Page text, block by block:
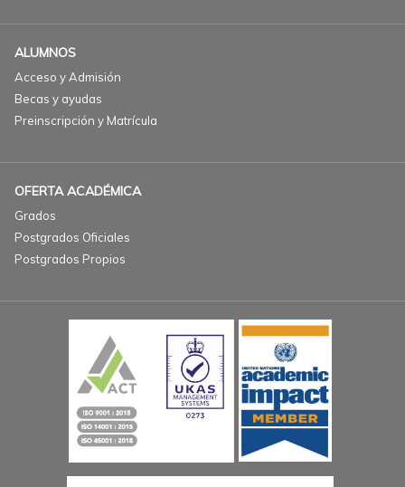
ALUMNOS
Acceso y Admisión
Becas y ayudas
Preinscripción y Matrícula
OFERTA ACADÉMICA
Grados
Postgrados Oficiales
Postgrados Propios